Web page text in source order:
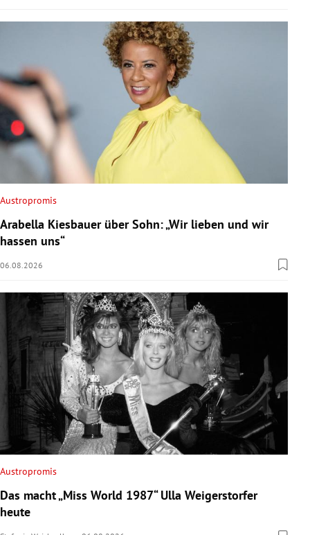
Austropromis
Arabella Kiesbauer über Sohn: „Wir lieben und wir
hassen uns“
06.08.2026
Austropromis
Das macht „Miss World 1987“ Ulla Weigerstorfer
heute